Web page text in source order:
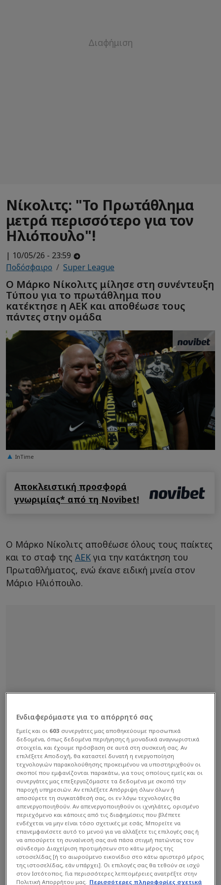
Νίκολιτς: "Το Πρωτάθλημα
μετρά περισσότερο για τον
Ηλιόπουλο"!
| 10/05/26 - 23:59
Ποδόσφαιρο
Super League
Ο Μάρκο Νίκολιτς μίλησε στη συνέντευξη
Τύπου για το πρωτάθλημα που
κατέκτησε η ΑΕΚ και αποθέωσε τους
πάντες στην ομάδα
InTime
Αποκλειστική προσφορά
γνωριμίας* από τη Novibet!
Ο Μάρκο Νίκολιτς αποθέωσε όλους τους παίκτες
και το σταφ της ΑΕΚγια την κατάκτηση του
Πρωταθλήματος, ενώ έκανε ειδική μνεία στον
Μάριο Ηλιόπουλο.
Ενδιαφερόμαστε για το απόρρητό σας
Εμείς και οι 603 συνεργάτες μας αποθηκεύουμε προσωπικά
δεδομένα, όπως δεδομένα περιήγησης ή μοναδικά αναγνωριστικά
στοιχεία, και έχουμε πρόσβαση σε αυτά στη συσκευή σας. Αν
επιλέξετε Αποδοχή, θα καταστεί δυνατή η ενεργοποίηση
τεχνολογιών παρακολούθησης προκειμένου να υποστηριχθούν οι
σκοποί που εμφανίζονται παρακάτω, για τους οποίους εμείς και οι
συνεργάτες μας επεξεργαζόμαστε τα δεδομένα με σκοπό την
παροχή υπηρεσιών. Αν επιλέξετε Απόρριψη όλων όλων ή
αποσύρετε τη συγκατάθεσή σας, οι εν λόγω τεχνολογίες θα
απενεργοποιηθούν. Αν απενεργοποιηθούν οι ιχνηλάτες, ορισμένο
περιεχόμενο και κάποιες από τις διαφημίσεις που βλέπετε
ενδέχεται να μην είναι τόσο σχετικές με εσάς. Μπορείτε να
επανεμφανίσετε αυτό το μενού για να αλλάξετε τις επιλογές σας ή
να αποσύρετε τη συναίνεσή σας ανά πάσα στιγμή πατώντας τον
σύνδεσμο Διαχείριση προτιμήσεων στο κάτω μέρος της
ιστοσελίδας [ή το αιωρούμενο εικονίδιο στο κάτω αριστερό μέρος
της ιστοσελίδας, εάν υπάρχει]. Οι επιλογές σας θα τεθούν σε ισχύ
στον Ιστότοπος. Για περισσότερες λεπτομέρειες ανατρέξτε στην
Πολιτική Απορρήτου μας. Περισσότερες πληροφορίες σχετικά